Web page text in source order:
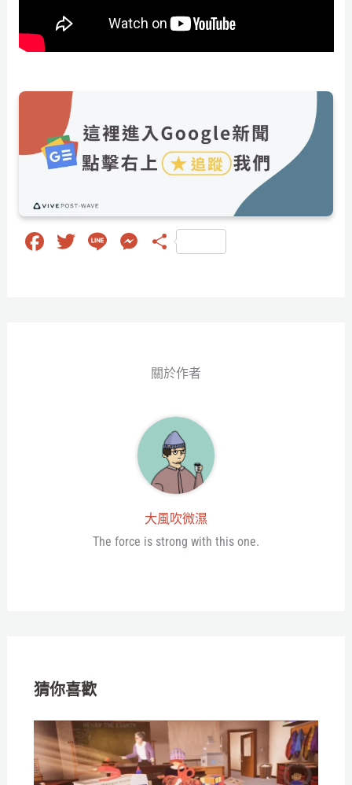
Fa
T
Li
M 分
關於作者
大風吹微濕
The force is strong with this one.
猜你喜歡